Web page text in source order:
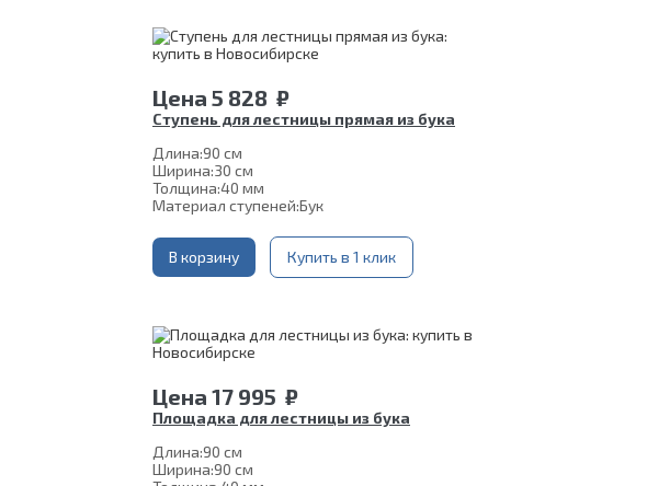
Цена 5 828 ₽
Ступень для лестницы прямая из бука
Длина:90 см
Ширина:30 см
Толщина:40 мм
Материал ступеней:Бук
В корзину Купить в 1 клик
Цена 17 995 ₽
Площадка для лестницы из бука
Длина:90 см
Ширина:90 см